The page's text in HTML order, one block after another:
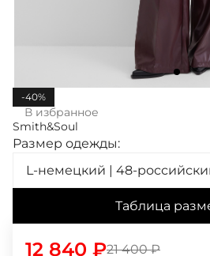
-40%
В избранное
Smith&Soul
Размер одежды:
L-немецкий | 48-
Таблица
21 400₽
12 840 ₽